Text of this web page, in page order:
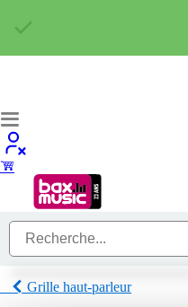
Grille haut-parleur